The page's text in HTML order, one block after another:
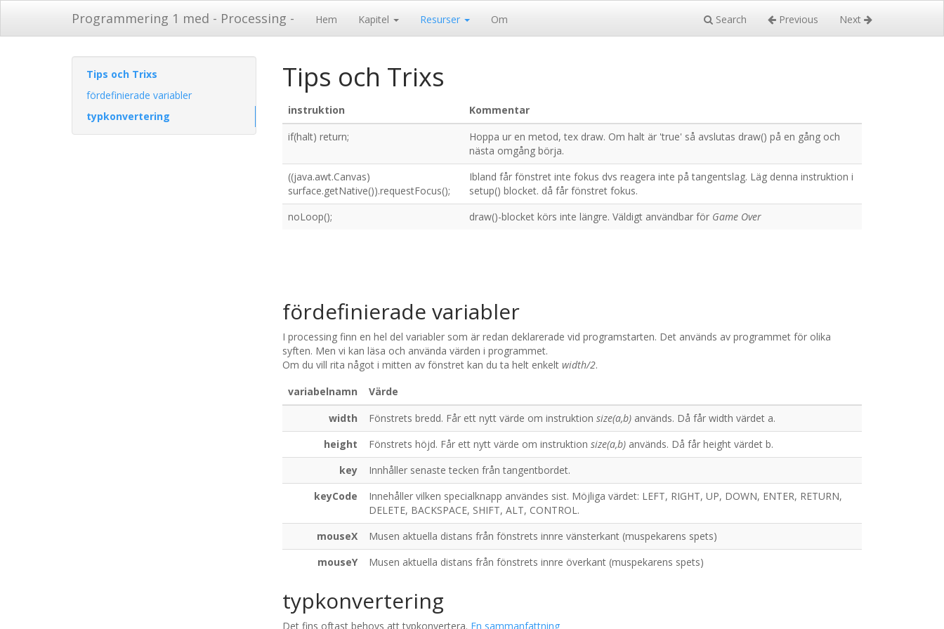
Programmering 1 med - Processing - Hem Kapitel Resurser Om Search Previous Next
Tips och Trixs
fördefinierade variabler
typkonvertering
Tips och Trixs
instruktion
Kommentar
if(halt) return;
Hoppa ur en metod, tex draw. Om halt är 'true' så avslutas draw() på en gång och
nästa omgång börja.
((java.awt.Canvas)
surface.getNative()).requestFocus();
Ibland får fönstret inte fokus dvs reagera inte på tangentslag. Läg denna instruktion i
setup() blocket. då får fönstret fokus.
noLoop();
draw()-blocket körs inte längre. Väldigt användbar för Game Over
fördefinierade variabler
I processing finn en hel del variabler som är redan deklarerade vid programstarten. Det används av programmet för olika
syften. Men vi kan läsa och använda värden i programmet.
Om du vill rita något i mitten av fönstret kan du ta helt enkelt width/2.
variabelnamn
Värde
width
Fönstrets bredd. Får ett nytt värde om instruktion size(a,b) används. Då får width värdet a.
height
Fönstrets höjd. Får ett nytt värde om instruktion size(a,b) används. Då får height värdet b.
key
Innhåller senaste tecken från tangentbordet.
keyCode
Innehåller vilken specialknapp användes sist. Möjliga värdet: LEFT, RIGHT, UP, DOWN, ENTER, RETURN,
DELETE, BACKSPACE, SHIFT, ALT, CONTROL.
mouseX
Musen aktuella distans från fönstrets innre vänsterkant (muspekarens spets)
mouseY
Musen aktuella distans från fönstrets innre överkant (muspekarens spets)
typkonvertering
Det fins oftast behovs att typkonvertera. En sammanfattning